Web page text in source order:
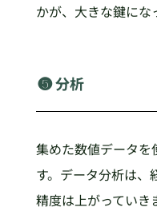
かが、大きな鍵にな
❺ 分析
集めた数値データを
す。データ分析は、
精度は上がっていき